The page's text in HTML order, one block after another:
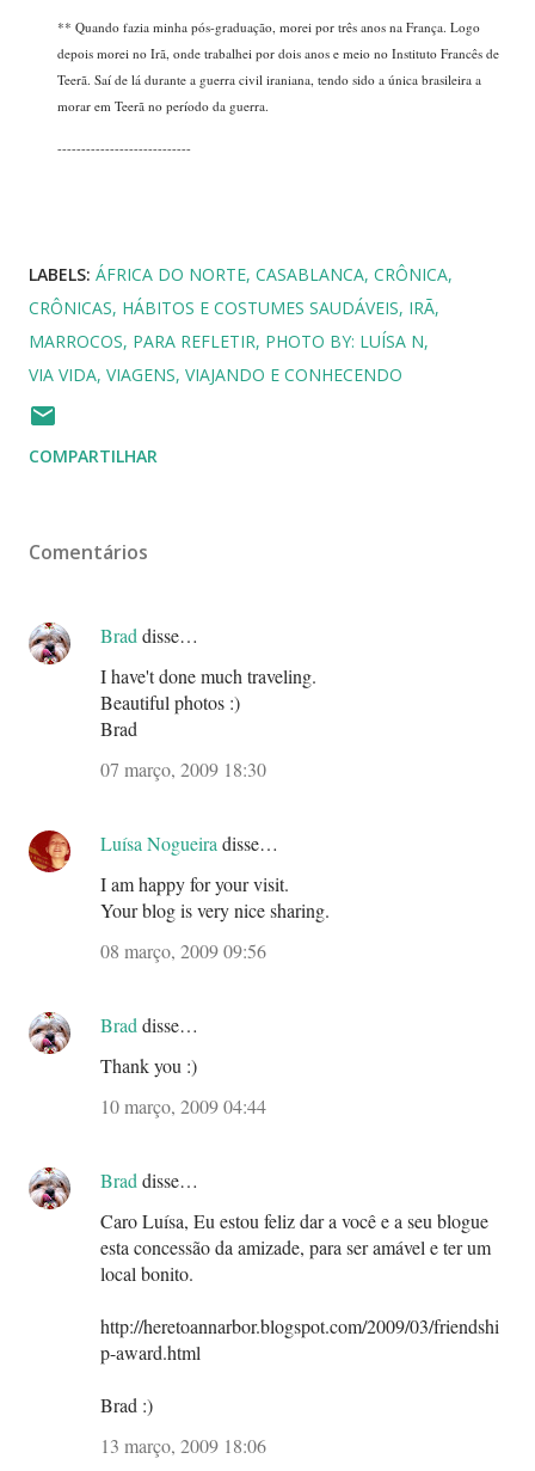
** Quando fazia minha pós-graduação, morei por três anos na França. Logo
depois morei no Irã, onde trabalhei por dois anos e meio no Instituto Francês de
Teerã. Saí de lá durante a guerra civil iraniana, tendo sido a única brasileira a
morar em Teerã no período da guerra.
----------------------------
LABELS: ÁFRICA DO NORTE CASABLANCA CRÔNICA
CRÔNICAS HÁBITOS E COSTUMES SAUDÁVEIS IRÃ
MARROCOS PARA REFLETIR PHOTO BY: LUÍSA N
VIA VIDA VIAGENS VIAJANDO E CONHECENDO
COMPARTILHAR
Comentários
Brad disse…
I have't done much traveling.
Beautiful photos :)
Brad
07 março, 2009 18:30
Luísa Nogueira disse…
I am happy for your visit.
Your blog is very nice sharing.
08 março, 2009 09:56
Brad disse…
Thank you :)
10 março, 2009 04:44
Brad disse…
Caro Luísa, Eu estou feliz dar a você e a seu blogue
esta concessão da amizade, para ser amável e ter um
local bonito.
http://heretoannarbor.blogspot.com/2009/03/friendshi
p-award.html
Brad :)
13 março, 2009 18:06